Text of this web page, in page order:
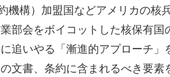
機構）加盟国などアメリカの核
部会をボイコットした核保有国
追いやる「漸進的アプローチ」
文書、条約に含まれるべき要素